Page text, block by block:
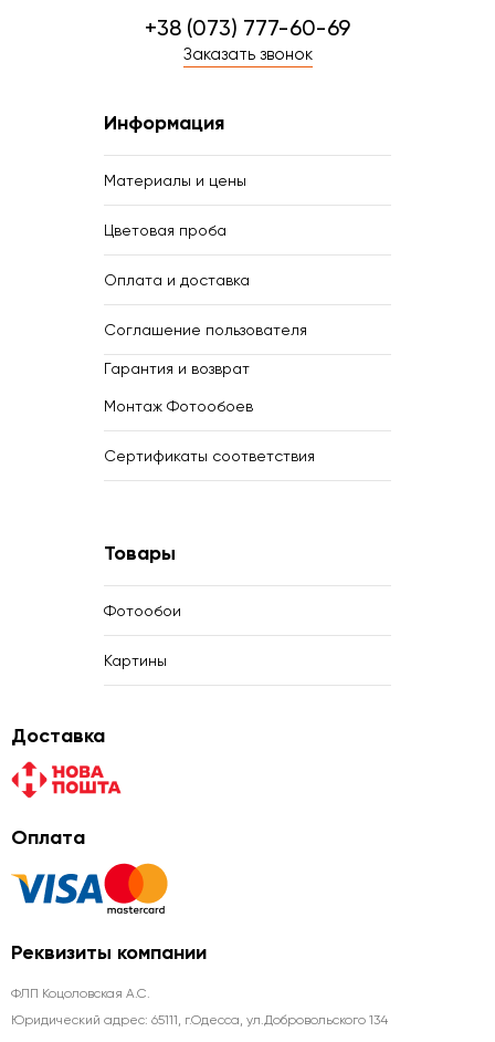
+38 (073) 777-60-69
Заказать звонок
Информация
Материалы и цены
Цветовая проба
Оплата и доставка
Соглашение пользователя
Гарантия и возврат
Монтаж Фотообоев
Сертификаты соответствия
Товары
Фотообои
Картины
Доставка
Оплата
Реквизиты компании
ФЛП Коцоловская А.С.
Юридический адрес: 65111, г.Одесса, ул.Добровольского 134